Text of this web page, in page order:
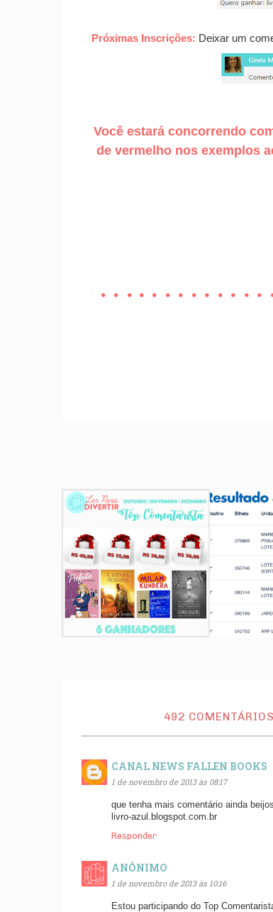
Próximas Inscrições: Deixar um
Você estará concorrendo
de vermelho nos exemplos
492
CANAL NEWS FALLEN BOOKS
1 de novembro de 2013 às 08:17
que tenha mais comentário ainda beijos
livro-azul.blogspot.com.br
Responder
ANÔNIMO
1 de novembro de 2013 às 10:16
Estou participando do Top